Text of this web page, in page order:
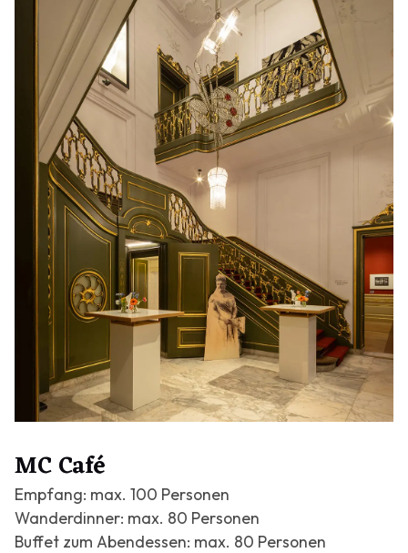
MC Café
Empfang: max. 100 Personen
Wanderdinner: max. 80 Personen
Buffet zum Abendessen: max. 80 Personen